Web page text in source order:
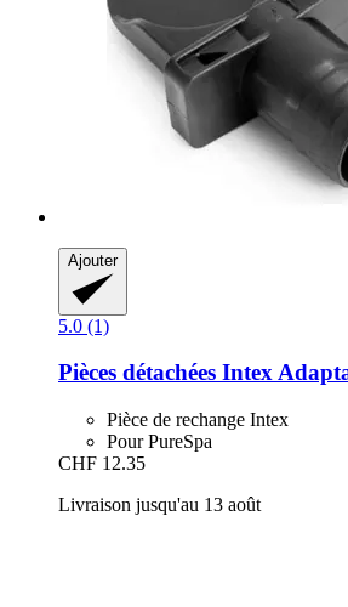
Ajouter
5.0 (1)
Pièces détachées Intex
Pièce de rechange Intex
Pour PureSpa
CHF 12.35
Livraison jusqu'au 13 août